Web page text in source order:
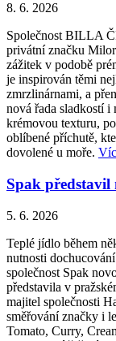
8. 6. 2026
Společnost BILLA
privátní značku
zážitek v podobě
je inspirován těmi
zmrzlinárnami, a
nová řada sladkostí i
krémovou texturu,
oblíbené příchutě,
dovolené u moře.
Spak představil
5. 6. 2026
Teplé jídlo během
nutnosti
společnost Spak
představila v
majitel společnosti
směřování značky i
Tomato, Curry,